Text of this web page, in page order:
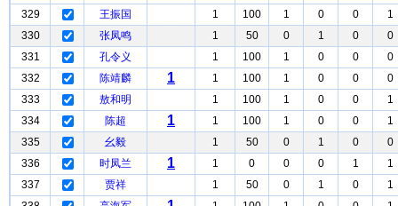
329
王振国 1 100 1 0 0
1
330
张凤鸣 1 50 0 1 0
0
331
孔令义 1 100 1 0 0
0
332
陈靖麟 1 1 100 1 0 0
0
333
敖和明 1 100 1 0 0
1
334
陈超 1 1 100 1 0 0
1
335
幺毅 1 50 0 1 0
0
336
时凤兰 1 1 0 0 0 1
1
337
贾祥 1 50 0 1 0
1